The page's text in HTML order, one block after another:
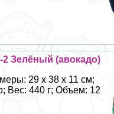
2 Зелёный (авокадо)
29 х 38 х 11 см;
Вес: 440 г; Объем: 12